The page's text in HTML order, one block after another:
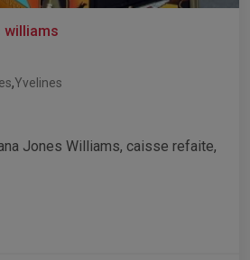
williams
,Yvelines
Jones Williams, caisse refaite,